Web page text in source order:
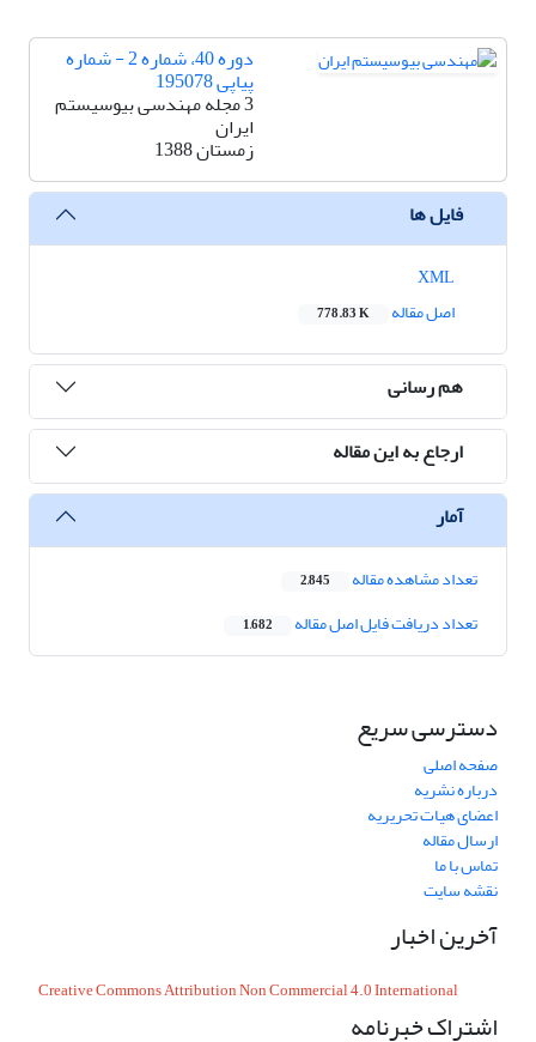
دوره 40، شماره 2 - شماره
پیاپی 195078
3 مجله مهندسی بیوسیستم
ایران
زمستان 1388
فایل ها
اصل مقاله
778.83 K
هم رسانی
ارجاع به این مقاله
آمار
تعداد مشاهده مقاله 2,845
تعداد دریافت فایل اصل مقاله 1,682
دسترسی سریع
صفحه اصلی
درباره نشریه
اعضای هیات تحریریه
ارسال مقاله
تماس با ما
نقشه سایت
آخرین اخبار
Creative Commons Attribution Non Commercial 4.0 International
اشتراک خبرنامه